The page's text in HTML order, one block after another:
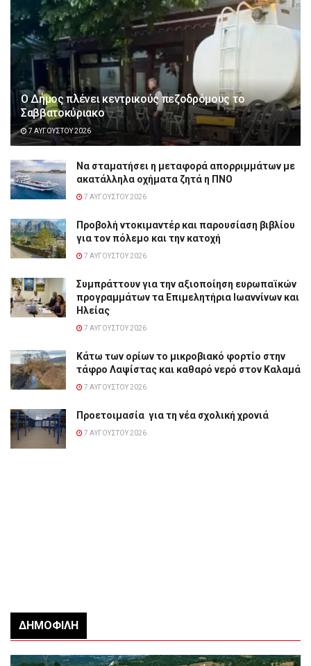
Ο Δήμος πλένει κεντρικούς πεζοδρόμους το
Σαββατοκύριακο
7 ΑΥΓΟΎΣΤΟΥ 2026
Να σταματήσει η μεταφορά απορριμμάτων με
ακατάλληλα οχήματα ζητά η ΠΝΟ
7 ΑΥΓΟΎΣΤΟΥ 2026
Προβολή ντοκιμαντέρ και παρουσίαση βιβλίου
για τον πόλεμο και την κατοχή
7 ΑΥΓΟΎΣΤΟΥ 2026
Συμπράττουν για την αξιοποίηση ευρωπαϊκών
προγραμμάτων τα Επιμελητήρια Ιωαννίνων και
Ηλείας
7 ΑΥΓΟΎΣΤΟΥ 2026
Κάτω των ορίων το μικροβιακό φορτίο στην
τάφρο Λαψίστας και καθαρό νερό στον Καλαμά
7 ΑΥΓΟΎΣΤΟΥ 2026
Προετοιμασία για τη νέα σχολική χρονιά
7 ΑΥΓΟΎΣΤΟΥ 2026
ΔΗΜΟΦΙΛΉ